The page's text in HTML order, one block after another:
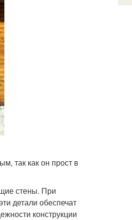
так как он прост в
стены. При
детали обеспечат
конструкции